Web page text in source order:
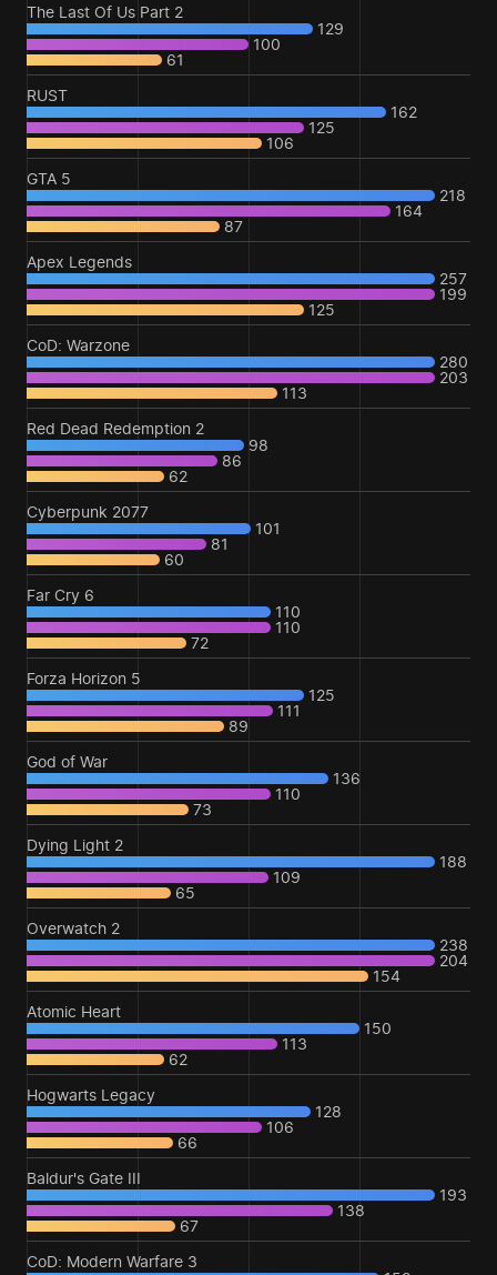
The Last Of Us Part 2
129
100
61
RUST
162
125
106
GTA 5
218
164
87
Apex Legends
257
199
125
CoD: Warzone
280
203
113
Red Dead Redemption 2
98
86
62
Cyberpunk 2077
101
81
60
Far Cry 6
110
110
72
Forza Horizon 5
125
111
89
God of War
136
110
73
Dying Light 2
188
109
65
Overwatch 2
238
204
154
Atomic Heart
150
113
62
Hogwarts Legacy
128
106
66
Baldur's Gate III
193
138
67
CoD: Modern Warfare 3